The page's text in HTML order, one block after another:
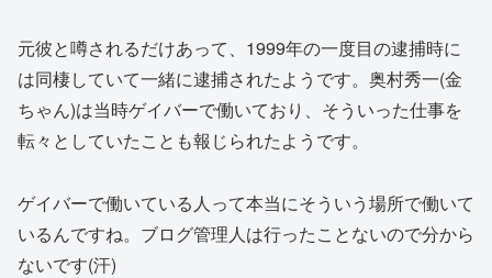
元彼と噂されるだけあって、1999年の一度目の逮捕時に
は同棲していて一緒に逮捕されたようです。奥村秀一(金
ちゃん)は当時ゲイバーで働いており、そういった仕事を
転々としていたことも報じられたようです。
ゲイバーで働いている人って本当にそういう場所で働いて
いるんですね。ブログ管理人は行ったことないので分から
ないです(汗)